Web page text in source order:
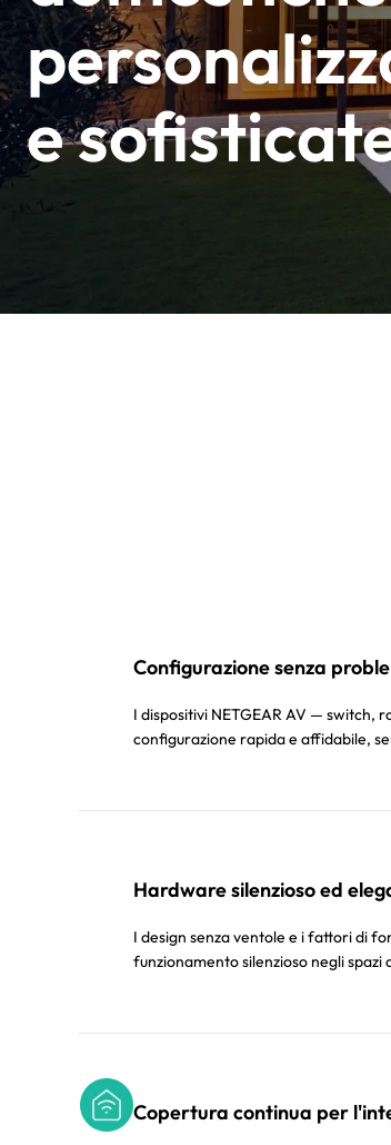
e
Configurazione senza
I dispositivi NETGEAR AV — switch,
configurazione rapida e affidabile,
Hardware silenzioso ed
I design senza ventole e i fattori di
funzionamento silenzioso negli spazi
Copertura continua per